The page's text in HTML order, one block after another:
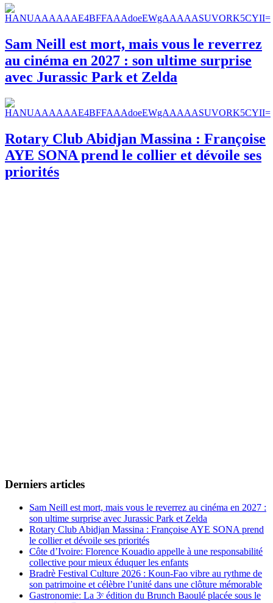
Sam Neill est mort, mais vous le reverrez
au cinéma en 2027 : son ultime surprise
avec Jurassic Park et Zelda
Rotary Club Abidjan Massina : Françoise
AYE SONA prend le collier et dévoile ses
priorités
Derniers articles
Sam Neill est mort, mais vous le reverrez au cinéma en 2027 :
son ultime surprise avec Jurassic Park et Zelda
Rotary Club Abidjan Massina : Françoise AYE SONA prend
le collier et dévoile ses priorités
Côte d’Ivoire: Florence Kouadio appelle à une responsabilité
collective pour mieux éduquer les enfants
Bradrè Festival Culture 2026 : Koun-Fao vibre au rythme de
son patrimoine et célèbre l’unité dans une clôture mémorable
Gastronomie: La 3ᵉ édition du Brunch Baoulé placée sous le